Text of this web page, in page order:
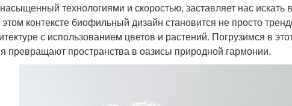
технологиями и скоростью, заставляет нас искать
контексте биофильный дизайн становится не просто
с использованием цветов и растений. Погрузимся в
превращают пространства в оазисы природной гармонии.